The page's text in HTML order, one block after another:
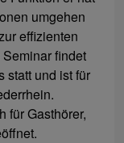
umgehen
effizienten
findet
statt und ist für
für Gasthörer,